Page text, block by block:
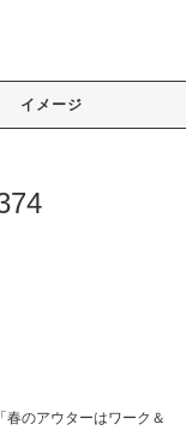
イメージ
のアウターはワーク＆